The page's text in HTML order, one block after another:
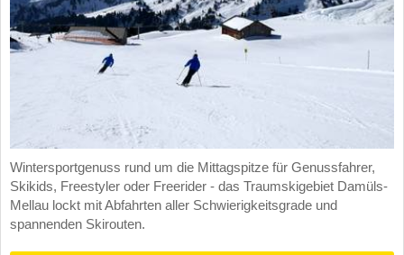
Wintersportgenuss rund um die Mittagspitze für Genussfahrer,
Skikids, Freestyler oder Freerider - das Traumskigebiet Damüls-
Mellau lockt mit Abfahrten aller Schwierigkeitsgrade und
spannenden Skirouten.